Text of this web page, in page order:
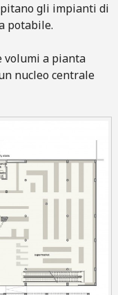
gli impianti di
potabile.
volumi a pianta
nucleo centrale